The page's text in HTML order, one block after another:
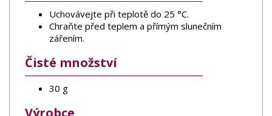
Uchovávejte při teplotě do 25 °C.
Chraňte před teplem a přímým slunečním
zářením.
Čisté množství
30 g
Výrobce